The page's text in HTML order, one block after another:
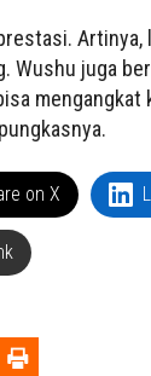
Wushu juga
on X